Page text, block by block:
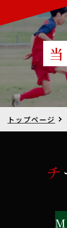
トップページ